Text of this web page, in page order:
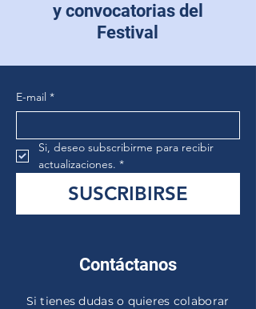
y convocatorias del
Festival
E-mail *
Si, deseo subscribirme para recibir
actualizaciones. *
SUSCRIBIRSE
Contáctanos
Si tienes dudas o quieres colaborar